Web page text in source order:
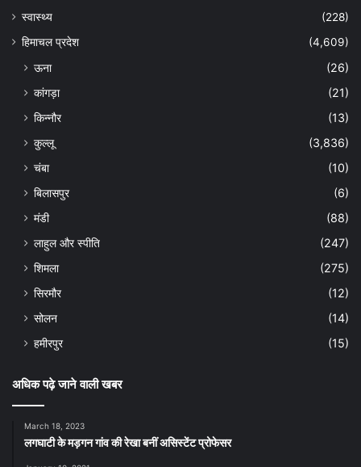
स्वास्थ्य
(228)
हिमाचल प्रदेश
(4,609)
ऊना
(26)
कांगड़ा
(21)
किन्नौर
(13)
कुल्लू
(3,836)
चंबा
(10)
बिलासपुर
(6)
मंडी
(88)
लाहुल और स्पीति
(247)
शिमला
(275)
सिरमौर
(12)
सोलन
(14)
हमीरपुर
(15)
अधिक पढ़े जाने वाली खबर
March 18, 2023
लगघाटी के मड़गन गांव की रेखा बनीं असिस्टेंट प्रोफेसर